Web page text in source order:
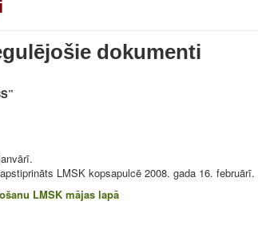
dokumenti
LMSK kopsapulcē 2008. gada 16. februārī.
LMSK mājas lapā